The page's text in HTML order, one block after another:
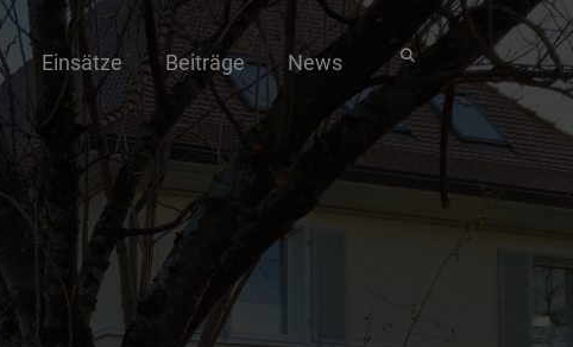
Einsätze Beiträge News